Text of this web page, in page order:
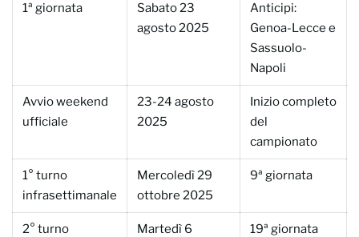
1ª giornata
Sabato 23
agosto 2025
Anticipi:
Genoa-Lecce e
Sassuolo-
Napoli
Avvio weekend
ufficiale
23-24 agosto
2025
Inizio completo
del
campionato
1° turno
infrasettimanale
Mercoledì 29
ottobre 2025
9ª giornata
2° turno
Martedì 6
19ª giornata